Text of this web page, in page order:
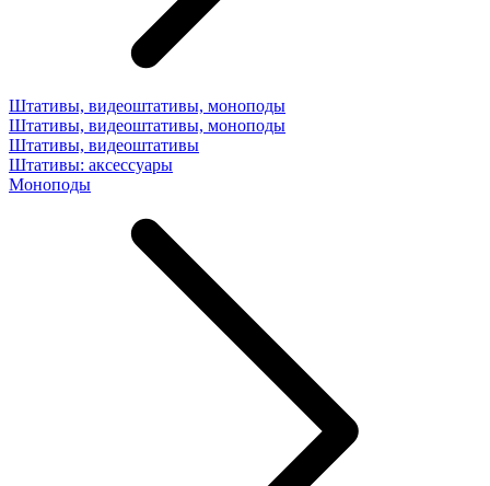
Штативы, видеоштативы, моноподы
Штативы, видеоштативы, моноподы
Штативы, видеоштативы
Штативы: аксессуары
Моноподы